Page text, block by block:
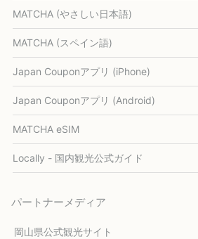
MATCHA (やさしい日本語)
MATCHA (スペイン語)
Japan Couponアプリ (iPhone)
Japan Couponアプリ (Android)
MATCHA eSIM
Locally - 国内観光公式ガイド
パートナーメディア
岡山県公式観光サイト